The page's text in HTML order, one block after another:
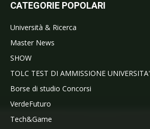
CATEGORIE POPOLARI
Università & Ricerca
Master News
SHOW
TOLC TEST DI AMMISSIONE UNIVERSITA'
Borse di studio Concorsi
VerdeFuturo
Tech&Game